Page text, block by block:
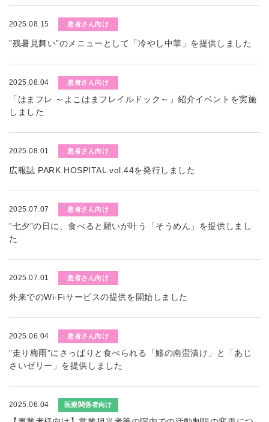
2025.08.15 患者さん向け
”残暑見舞い”のメニューとして「冷やし中華」を提供しました
2025.08.04 患者さん向け
「はまフレ ～よこはまフレイルドック～」紹介イベントを実施
しました
2025.08.01 患者さん向け
広報誌 PARK HOSPITAL vol.44を発行しました
2025.07.07 患者さん向け
”七夕”の日に、食べると願いが叶う「そうめん」を提供しまし
た
2025.07.01 患者さん向け
外来でのWi-Fiサービスの提供を開始しました
2025.06.04 患者さん向け
”走り梅雨”にさっぱりと食べられる「鯵の南蛮漬け」と「あじ
さいゼリー」を提供しました
2025.06.04 医療関係者向け